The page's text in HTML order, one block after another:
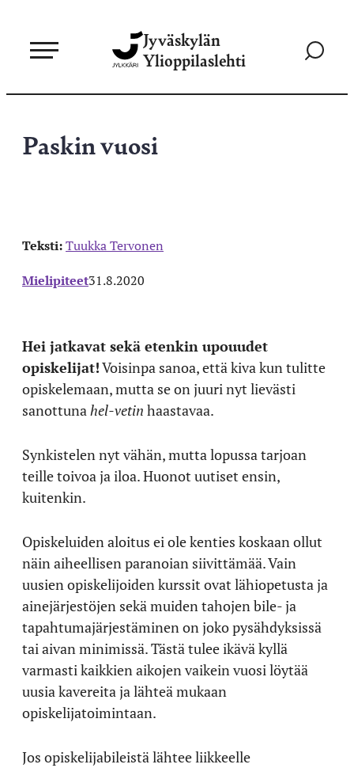
sisältöön
Jyväskylän
Ylioppilaslehti
Siirry
Paskin vuosi
Teksti:Tuukka Tervonen
Mielipiteet31.8.2020
Hei jatkavat sekä etenkin upouudet
opiskelijat!Voisinpa sanoa, että kiva kun tulitte
opiskelemaan, mutta se on juuri nyt lievästi
sanottunahel-vetin haastavaa.
Synkistelen nyt vähän, mutta lopussa tarjoan
teille toivoa ja iloa. Huonot uutiset ensin,
kuitenkin.
Opiskeluiden aloitus ei ole kenties koskaan ollut
näin aiheellisen paranoian siivittämää. Vain
uusien opiskelijoiden kurssit ovat lähiopetusta ja
ainejärjestöjen sekä muiden tahojen bile- ja
tapahtumajärjestäminen on joko pysähdyksissä
tai aivan minimissä. Tästä tulee ikävä kyllä
varmasti kaikkien aikojen vaikein vuosi löytää
uusia kavereita ja lähteä mukaan
opiskelijatoimintaan.
Jos opiskelijabileistä lähtee liikkeelle